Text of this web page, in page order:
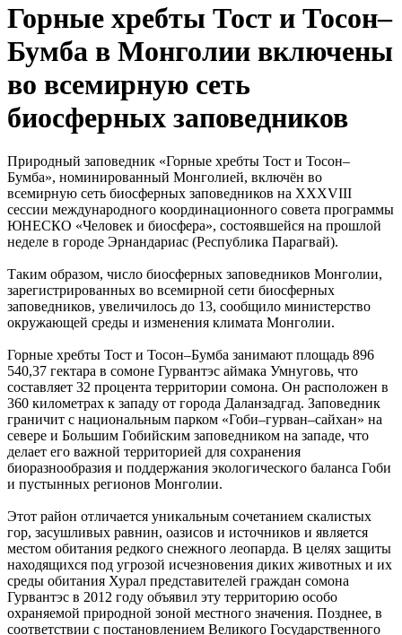
Горные хребты Тост и Тосон–
Бумба в Монголии включены
во всемирную сеть
биосферных заповедников
Природный заповедник «Горные хребты Тост и Тосон–
Бумба», номинированный Монголией, включён во
всемирную сеть биосферных заповедников на XXXVIII
сессии международного координационного совета программы
ЮНЕСКО «Человек и биосфера», состоявшейся на прошлой
неделе в городе Эрнандариас (Республика Парагвай).
Таким образом, число биосферных заповедников Монголии,
зарегистрированных во всемирной сети биосферных
заповедников, увеличилось до 13, сообщило министерство
окружающей среды и изменения климата Монголии.
Горные хребты Тост и Тосон–Бумба занимают площадь 896
540,37 гектара в сомоне Гурвантэс аймака Умнуговь, что
составляет 32 процента территории сомона. Он расположен в
360 километрах к западу от города Даланзадгад. Заповедник
граничит с национальным парком «Гоби–гурван–сайхан» на
севере и Большим Гобийским заповедником на западе, что
делает его важной территорией для сохранения
биоразнообразия и поддержания экологического баланса Гоби
и пустынных регионов Монголии.
Этот район отличается уникальным сочетанием скалистых
гор, засушливых равнин, оазисов и источников и является
местом обитания редкого снежного леопарда. В целях защиты
находящихся под угрозой исчезновения диких животных и их
среды обитания Хурал представителей граждан сомона
Гурвантэс в 2012 году объявил эту территорию особо
охраняемой природной зоной местного значения. Позднее, в
соответствии с постановлением Великого Государственного